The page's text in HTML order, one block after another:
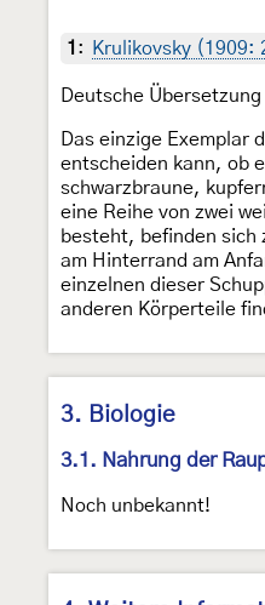
1 : Krulikovsky (1909:
Deutsche
Das einzige Exemplar
entscheiden kann, ob
schwarzbraune,
eine Reihe von zwei
besteht, befinden sich
am Hinterrand am
einzelnen dieser
anderen Körperteile
3. Biologie
3.1. Nahrung der
Noch unbekannt!